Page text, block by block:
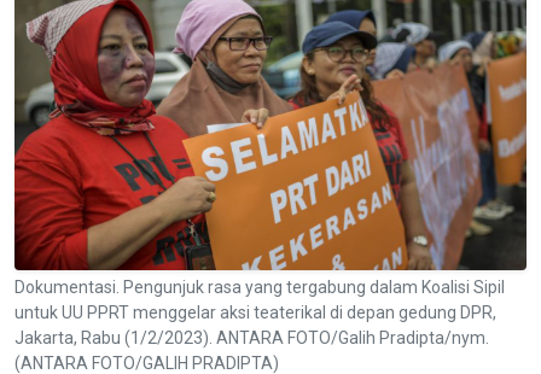
Dokumentasi. Pengunjuk rasa yang tergabung dalam Koalisi Sipil
untuk UU PPRT menggelar aksi teaterikal di depan gedung DPR,
Jakarta, Rabu (1/2/2023). ANTARA FOTO/Galih Pradipta/nym.
(ANTARA FOTO/GALIH PRADIPTA)